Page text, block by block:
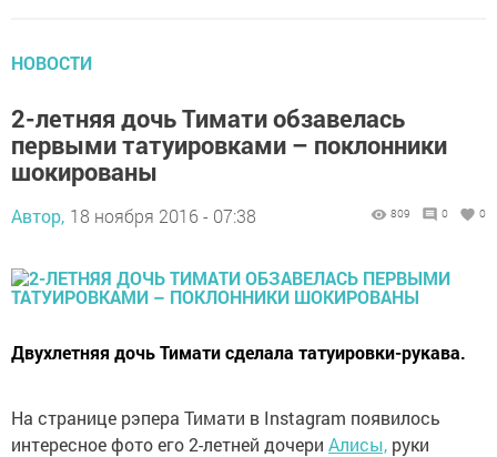
НОВОСТИ
2-летняя дочь Тимати обзавелась
первыми татуировками – поклонники
шокированы
Автор, 18 ноября 2016 - 07:38 809 0 0
Двухлетняя дочь Тимати сделала татуировки-рукава.
На странице рэпера Тимати в Instagram появилось
интересное фото его 2-летней дочери Алисы, руки